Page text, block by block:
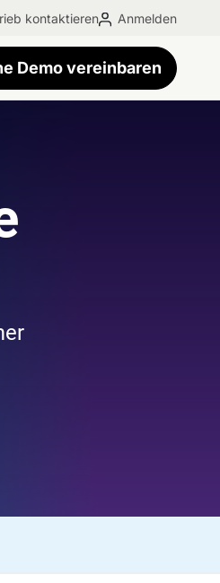
kontaktieren Anmelden
Demo vereinbaren